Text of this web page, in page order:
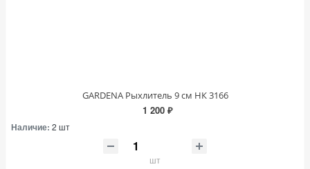
GARDENA Рыхлитель 9 см НК 3166
1 200 ₽
Наличие: 2 шт
шт